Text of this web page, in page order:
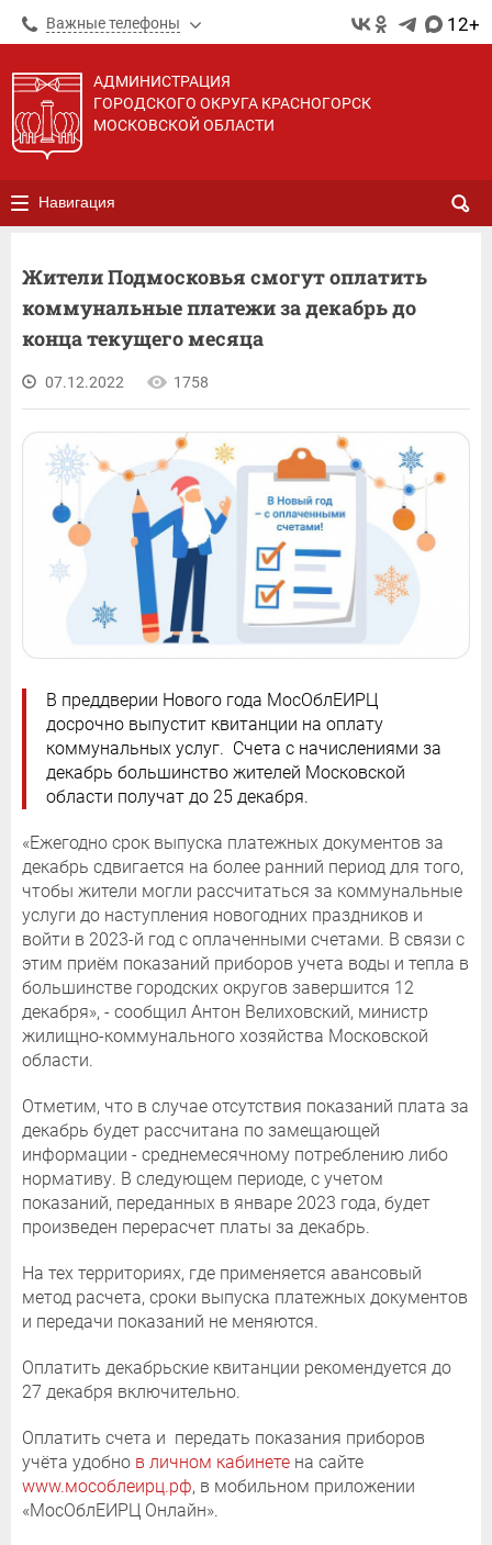
Важные телефоны 12+
АДМИНИСТРАЦИЯ
ГОРОДСКОГО ОКРУГА КРАСНОГОРСК
МОСКОВСКОЙ ОБЛАСТИ
Навигация
Жители Подмосковья смогут оплатить
коммунальные платежи за декабрь до
конца текущего месяца
07.12.2022 1758
В преддверии Нового года МосОблЕИРЦ
досрочно выпустит квитанции на оплату
коммунальных услуг. Счета с начислениями за
декабрь большинство жителей Московской
области получат до 25 декабря.
«Ежегодно срок выпуска платежных документов за
декабрь сдвигается на более ранний период для того,
чтобы жители могли рассчитаться за коммунальные
услуги до наступления новогодних праздников и
войти в 2023-й год с оплаченными счетами. В связи с
этим приём показаний приборов учета воды и тепла в
большинстве городских округов завершится 12
декабря», - сообщил Антон Велиховский, министр
жилищно-коммунального хозяйства Московской
области.
Отметим, что в случае отсутствия показаний плата за
декабрь будет рассчитана по замещающей
информации - среднемесячному потреблению либо
нормативу. В следующем периоде, с учетом
показаний, переданных в январе 2023 года, будет
произведен перерасчет платы за декабрь.
На тех территориях, где применяется авансовый
метод расчета, сроки выпуска платежных документов
и передачи показаний не меняются.
Оплатить декабрьские квитанции рекомендуется до
27 декабря включительно.
Оплатить счета и передать показания приборов
учёта удобно в личном кабинете на сайте
www.мособлеирц.рф, в мобильном приложении
«МосОблЕИРЦ Онлайн».